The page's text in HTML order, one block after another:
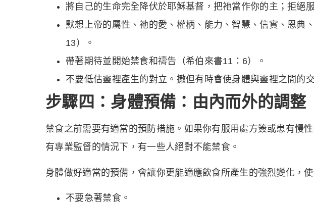
將自己的生命完全降伏於耶穌基督，把祂當作你的主；拒絕
默想上帝的屬性、祂的愛、權柄、能力、智慧、信實、恩典
13）。
帶著期待並開始禁食和禱告（希伯來書11：6）。
不要低估靈裡產生的對立。撒但有時會使身體與靈裡之間的
步驟四：身體預備：由內而外的調整
禁食之前需要有適當的預防措施。如果你有服用處方簽或患有慢
有專業監督的情況下，有一些人絕對不能禁食。
身體做好適當的預備，會讓你更能適應飲食所產生的強烈變化，
不要急著禁食。